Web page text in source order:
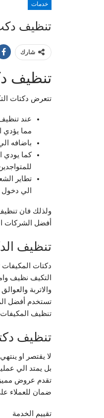
خدمات
تنظيف دكت
شارك
تنظيف
تتعرض دكتات
عند
مما يؤدي
باضافه
كما يودي
تطاير
الي دخول
ولذلك فان
أفضل الشركات
تنظيف
دكتات
التكيف نظيف
والاتربة
تستخدم أفضل
تنظيف
تنظيف
لا يقتصر او
بل يمتد الي
تقدم عروض
ضمان للعملاء
تقييم الخدمة